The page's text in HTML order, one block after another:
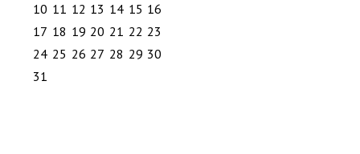
10 11 12 13 14 15 16
17 18 19 20 21 22 23
24 25 26 27 28 29 30
31